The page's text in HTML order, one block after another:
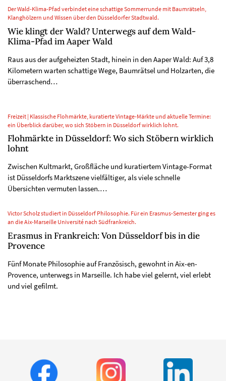
Der Wald-Klima-Pfad verbindet eine schattige Sommerrunde mit Baumrätseln,
Klanghölzern und Wissen über den Düsseldorfer Stadtwald.
Wie klingt der Wald? Unterwegs auf dem Wald-
Klima-Pfad im Aaper Wald
Raus aus der aufgeheizten Stadt, hinein in den Aaper Wald: Auf 3,8
Kilometern warten schattige Wege, Baumrätsel und Holzarten, die
überraschend…
Freizeit | Klassische Flohmärkte, kuratierte Vintage-Märkte und aktuelle Termine:
ein Überblick darüber, wo sich Stöbern in Düsseldorf wirklich lohnt.
Flohmärkte in Düsseldorf: Wo sich Stöbern wirklich
lohnt
Zwischen Kultmarkt, Großfläche und kuratiertem Vintage-Format
ist Düsseldorfs Marktszene vielfältiger, als viele schnelle
Übersichten vermuten lassen.…
Victor Scholz studiert in Düsseldorf Philosophie. Für ein Erasmus-Semester ging es
an die Aix-Marseille Université nach Südfrankreich.
Erasmus in Frankreich: Von Düsseldorf bis in die
Provence
Fünf Monate Philosophie auf Französisch, gewohnt in Aix-en-
Provence, unterwegs in Marseille. Ich habe viel gelernt, viel erlebt
und viel gefilmt.